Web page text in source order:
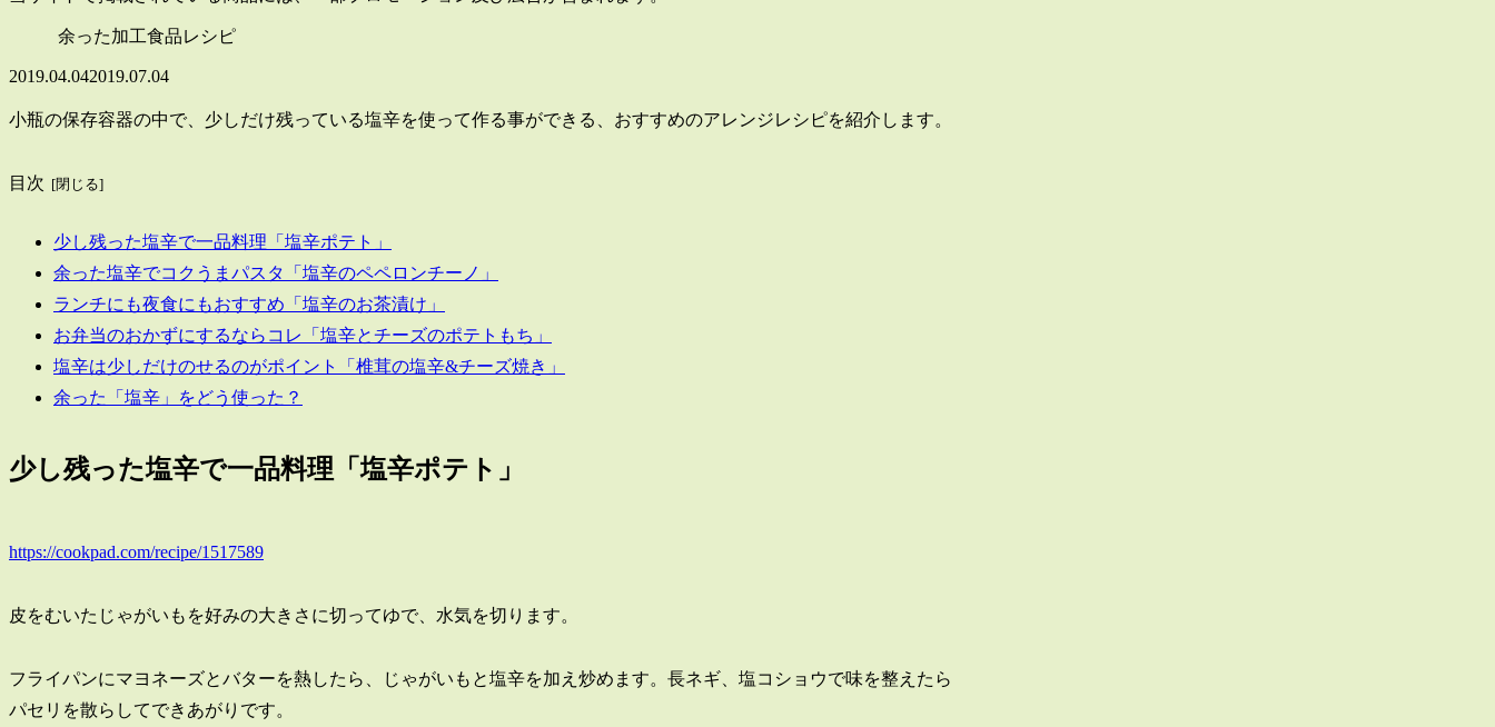
余った加工食品レシピ
2019.04.042019.07.04
小瓶の保存容器の中で、少しだけ残っている塩辛を使って作る事ができる、おすすめのアレンジレシピを紹介します。
目次
少し残った塩辛で一品料理「塩辛ポテト」
余った塩辛でコクうまパスタ「塩辛のペペロンチーノ」
ランチにも夜食にもおすすめ「塩辛のお茶漬け」
お弁当のおかずにするならコレ「塩辛とチーズのポテトもち」
塩辛は少しだけのせるのがポイント「椎茸の塩辛&チーズ焼き」
余った「塩辛」をどう使った？
少し残った塩辛で一品料理「塩辛ポテト」
https://cookpad.com/recipe/1517589
皮をむいたじゃがいもを好みの大きさに切ってゆで、水気を切ります。
フライパンにマヨネーズとバターを熱したら、じゃがいもと塩辛を加え炒めます。長ネギ、塩コショウで味を整えたら
パセリを散らしてできあがりです。